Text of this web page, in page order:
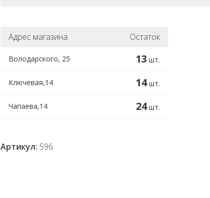
Адрес магазина Остаток
Володарского, 25 13 шт.
Ключевая,14 14шт.
Чапаева,14 24шт.
Артикул: 596